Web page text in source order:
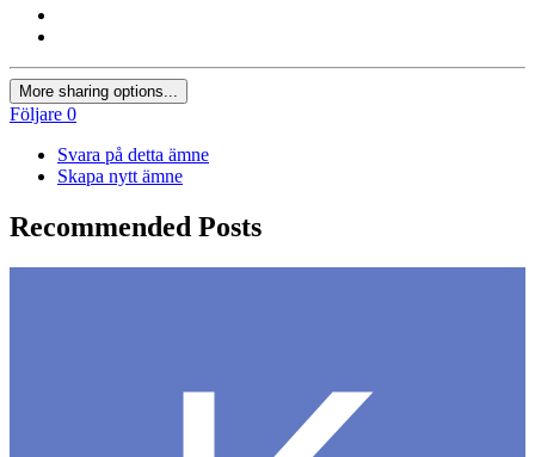
More sharing options...
Följare 0
Svara på detta ämne
Skapa nytt ämne
Recommended Posts